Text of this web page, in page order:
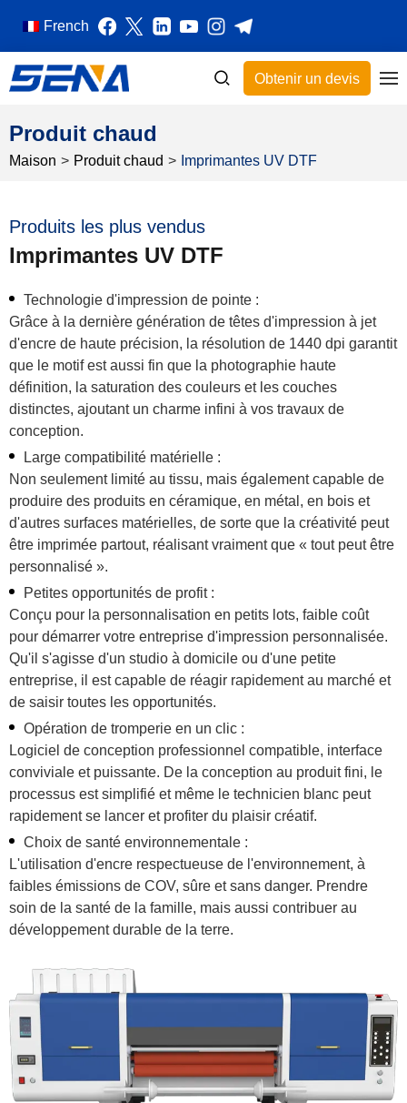
French
Obtenir un devis
Produit chaud
Maison > Produit chaud > Imprimantes UV DTF
Produits les plus vendus
Imprimantes UV DTF
Technologie d'impression de pointe :
Grâce à la dernière génération de têtes d'impression à jet
d'encre de haute précision, la résolution de 1440 dpi garantit
que le motif est aussi fin que la photographie haute
définition, la saturation des couleurs et les couches
distinctes, ajoutant un charme infini à vos travaux de
conception.
Large compatibilité matérielle :
Non seulement limité au tissu, mais également capable de
produire des produits en céramique, en métal, en bois et
d'autres surfaces matérielles, de sorte que la créativité peut
être imprimée partout, réalisant vraiment que « tout peut être
personnalisé ».
Petites opportunités de profit :
Conçu pour la personnalisation en petits lots, faible coût
pour démarrer votre entreprise d'impression personnalisée.
Qu'il s'agisse d'un studio à domicile ou d'une petite
entreprise, il est capable de réagir rapidement au marché et
de saisir toutes les opportunités.
Opération de tromperie en un clic :
Logiciel de conception professionnel compatible, interface
conviviale et puissante. De la conception au produit fini, le
processus est simplifié et même le technicien blanc peut
rapidement se lancer et profiter du plaisir créatif.
Choix de santé environnementale :
L'utilisation d'encre respectueuse de l'environnement, à
faibles émissions de COV, sûre et sans danger. Prendre
soin de la santé de la famille, mais aussi contribuer au
développement durable de la terre.